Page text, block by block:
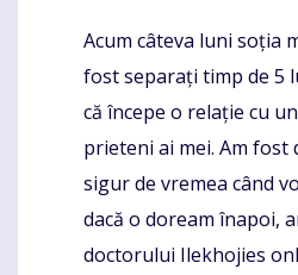
Komentaras
Acum câteva luni soția
fost separați timp de 5
că începe o relație cu
prieteni ai mei. Am fost
sigur de vremea când
dacă o doream înapoi,
doctorului Ilekhojies